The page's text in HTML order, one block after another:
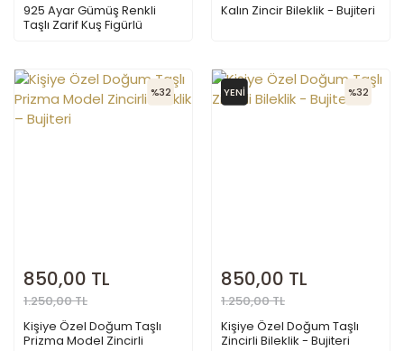
925 Ayar Gümüş Renkli
Taşlı Zarif Kuş Figürlü
Kalın Zincir Bileklik - Bujiteri
%32
850,00 TL
1.250,00 TL
Kişiye Özel Doğum Taşlı
Prizma Model Zincirli
YENİ %32
850,00 TL
1.250,00 TL
Kişiye Özel Doğum Taşlı
Zincirli Bileklik - Bujiteri